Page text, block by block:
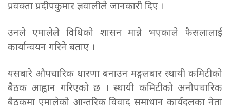
प्रवक्ता प्रदीपकुमार ज्ञवालीले जानकारी दिए ।
उनले एमालेले विधिको शासन मान्ने भएकाले फैसलालाई
कार्यान्वयन गरिने बताए ।
यसबारे औपचारिक धारणा बनाउन मङ्गलबार स्थायी कमिटीको
बैठक आह्वान गरिएको छ । स्थायी कमिटीको अनौपचारिक
बैठकमा एमालेको आन्तरिक विवाद समाधान कार्यदलका नेता